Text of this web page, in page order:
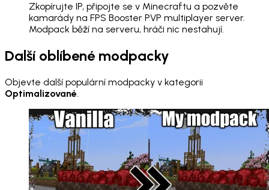
Zkopírujte IP, připojte se v Minecraftu a pozvěte
kamarády na FPS Booster PVP multiplayer server.
Modpack běží na serveru, hráči nic nestahují.
Další oblíbené modpacky
Objevte další populární modpacky v kategorii
Optimalizované.